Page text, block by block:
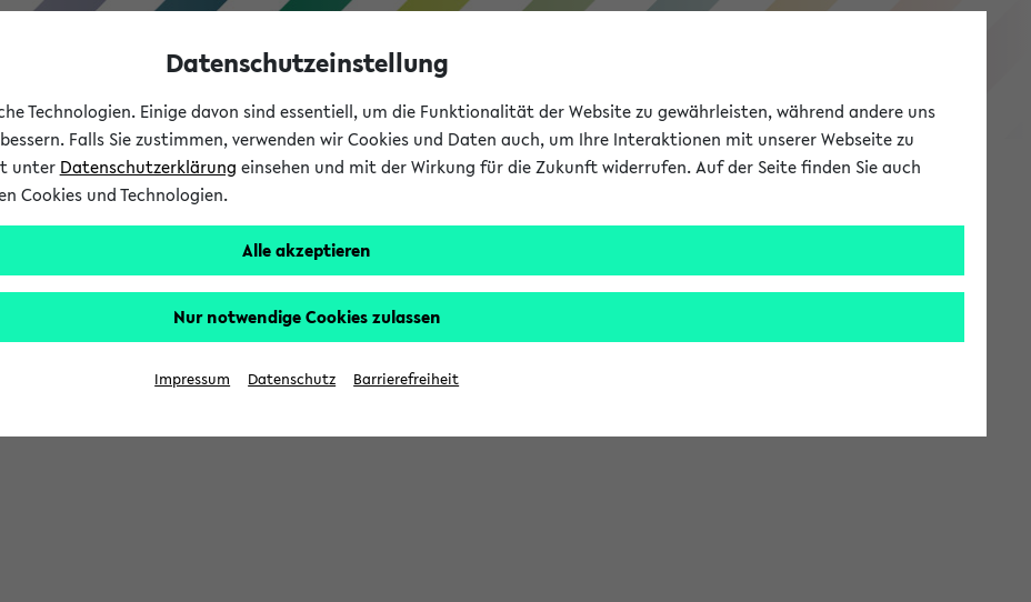
eKVV
Studium
Datenschutzeinstellung
Technologien. Einige davon sind essentiell, um die Funktionalität der Website zu gewährleisten, während andere uns
Falls Sie zustimmen, verwenden wir Cookies und Daten auch, um Ihre Interaktionen mit unserer Webseite zu
unter Datenschutzerklärung einsehen und mit der Wirkung für die Zukunft widerrufen. Auf der Seite finden Sie auch
Cookies und Technologien.
Alle akzeptieren
Nur notwendige Cookies zulassen
Impressum Datenschutz Barrierefreiheit